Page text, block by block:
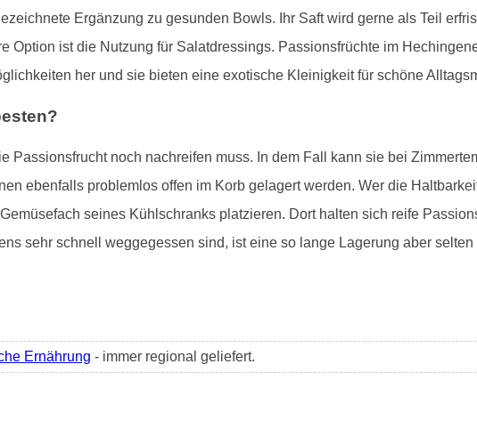
Ergänzung zu gesunden Bowls. Ihr Saft wird gerne als Teil
Option ist die Nutzung für Salatdressings. Passionsfrüchte im
her und sie bieten eine exotische Kleinigkeit für schöne
Passionsfrucht noch nachreifen muss. In dem Fall kann sie bei
ebenfalls problemlos offen im Korb gelagert werden. Wer die
seines Kühlschranks platzieren. Dort halten sich reife
sehr schnell weggegessen sind, ist eine so lange Lagerung aber selten
Ernährung - immer regional geliefert.